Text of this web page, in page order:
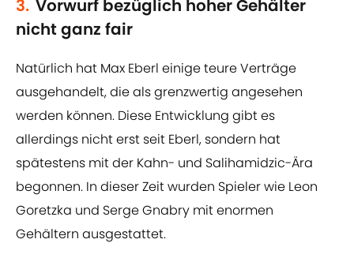
3. Vorwurf bezüglich hoher Gehälter
nicht ganz fair
Natürlich hat Max Eberl einige teure Verträge
ausgehandelt, die als grenzwertig angesehen
werden können. Diese Entwicklung gibt es
allerdings nicht erst seit Eberl, sondern hat
spätestens mit der Kahn- und Salihamidzic-Ära
begonnen. In dieser Zeit wurden Spieler wie Leon
Goretzka und Serge Gnabry mit enormen
Gehältern ausgestattet.